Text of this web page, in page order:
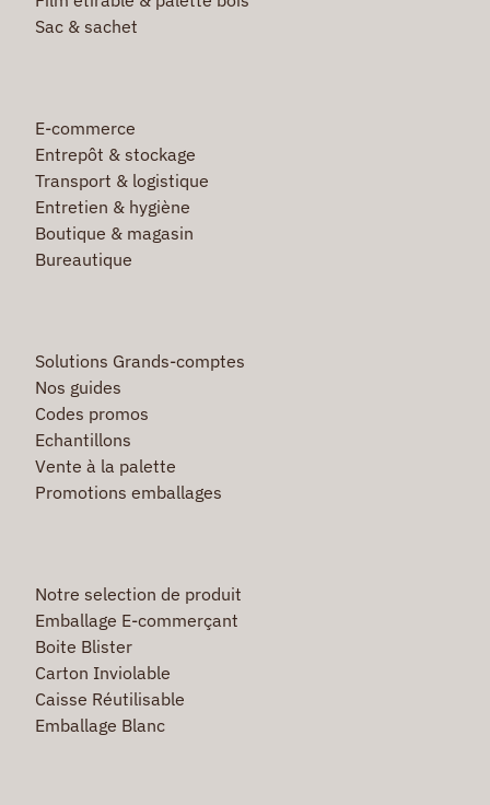
Sac & sachet
E-commerce
Entrepôt & stockage
Transport & logistique
Entretien & hygiène
Boutique & magasin
Bureautique
Solutions Grands-comptes
Nos guides
Codes promos
Echantillons
Vente à la palette
Promotions emballages
Notre selection de produit
Emballage E-commerçant
Boite Blister
Carton Inviolable
Caisse Réutilisable
Emballage Blanc